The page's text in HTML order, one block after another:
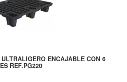
ENCAJABLE CON 6
REF.PG220